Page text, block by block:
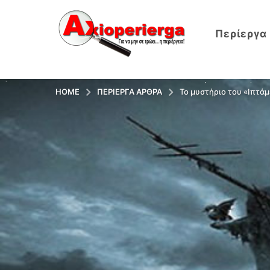
Περίεργα
HOME ΠΕΡΊΕΡΓΑ ΆΡΘΡΑ Το μυστήριο του